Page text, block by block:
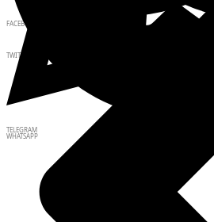
FACEBOOK
TWITTER
WHATSAPP
TELEGRAM